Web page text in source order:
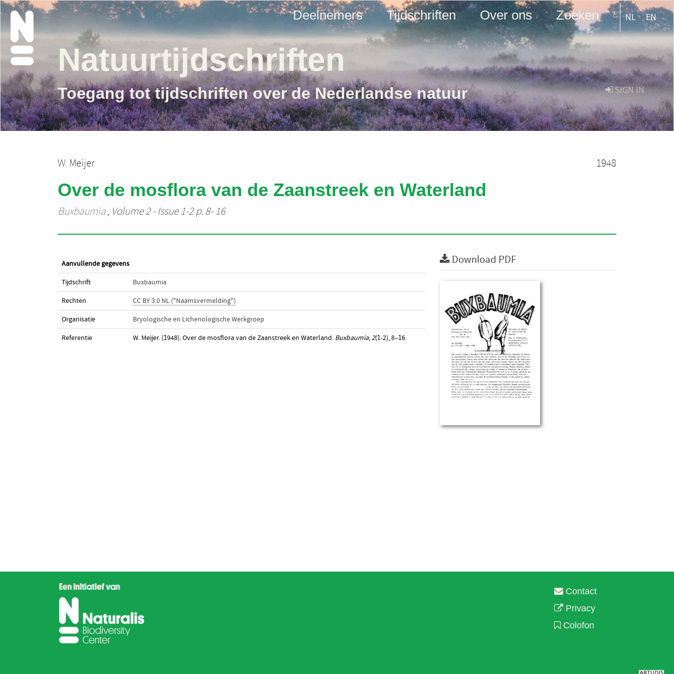
Deelnemers Tijdschriften Over ons Zoeken NL EN
SIGN IN
Natuurtijdschriften
Toegang tot tijdschriften over de Nederlandse natuur
W. Meijer 1948
Over de mosflora van de Zaanstreek en Waterland
Buxbaumia, Volume 2 - Issue 1-2 p. 8- 16
Aanvullende gegevens
Tijdschrift Buxbaumia
Rechten CC BY 3.0 NL ("Naamsvermelding")
Organisatie Bryologische en Lichenologische Werkgroep
Referentie W. Meijer. (1948). Over de mosflora van de Zaanstreek en Waterland. Buxbaumia,2(1-2), 8–16.
Download PDF
Contact
Privacy
Colofon